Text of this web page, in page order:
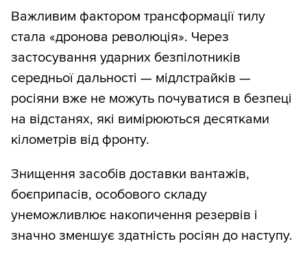
Важливим фактором трансформації тилу
стала «дронова революція». Через
застосування ударних безпілотників
середньої дальності — мідлстрайків —
росіяни вже не можуть почуватися в безпеці
на відстанях, які вимірюються десятками
кілометрів від фронту.
Знищення засобів доставки вантажів,
боєприпасів, особового складу
унеможливлює накопичення резервів і
значно зменшує здатність росіян до наступу.